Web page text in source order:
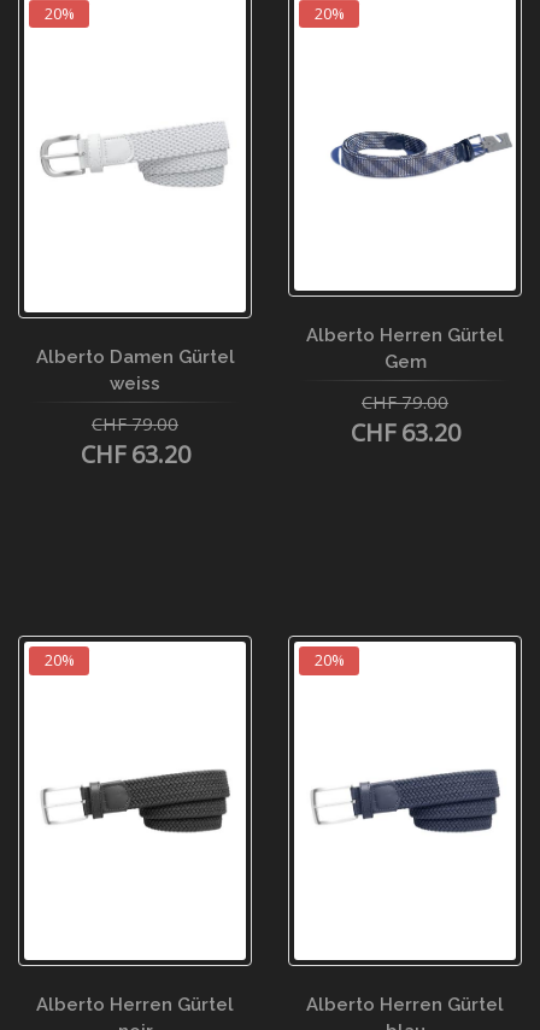
20%
Alberto Damen Gürtel
weiss
CHF 79.00
CHF 63.20
20%
Alberto Herren Gürtel
Gem
CHF 79.00
CHF 63.20
20%
Alberto Herren Gürtel
20%
Alberto Herren Gürtel